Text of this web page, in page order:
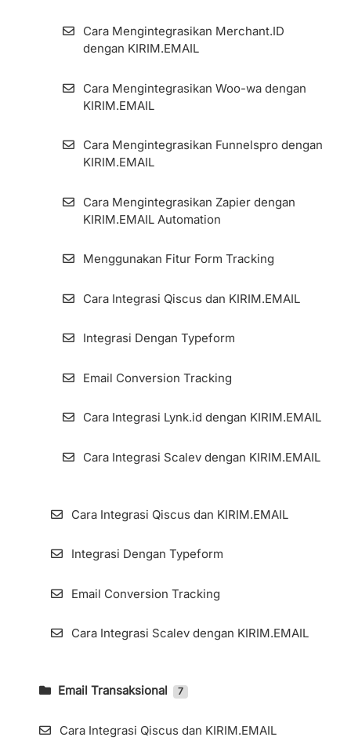
Cara Mengintegrasikan Merchant.ID
dengan KIRIM.EMAIL
Cara Mengintegrasikan Woo-wa dengan
KIRIM.EMAIL
Cara Mengintegrasikan Funnelspro dengan
KIRIM.EMAIL
Cara Mengintegrasikan Zapier dengan
KIRIM.EMAIL Automation
Menggunakan Fitur Form Tracking
Cara Integrasi Qiscus dan KIRIM.EMAIL
Integrasi Dengan Typeform
Email Conversion Tracking
Cara Integrasi Lynk.id dengan KIRIM.EMAIL
Cara Integrasi Scalev dengan KIRIM.EMAIL
Cara Integrasi Qiscus dan KIRIM.EMAIL
Integrasi Dengan Typeform
Email Conversion Tracking
Cara Integrasi Scalev dengan KIRIM.EMAIL
Email Transaksional 7
(1/4)
Cara Integrasi Qiscus dan KIRIM.EMAIL